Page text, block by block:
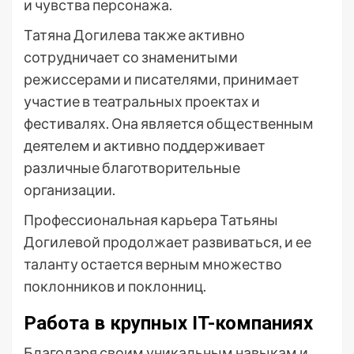
и чувства персонажа.
Татяна Догилева также активно
сотрудничает со знаменитыми
режиссерами и писателями, принимает
участие в театральных проектах и
фестивалях. Она является общественным
деятелем и активно поддерживает
различные благотворительные
организации.
Профессиональная карьера Татьяны
Догилевой продолжает развиваться, и ее
таланту остается верным множество
поклонников и поклонниц.
Работа в крупных IT-компаниях